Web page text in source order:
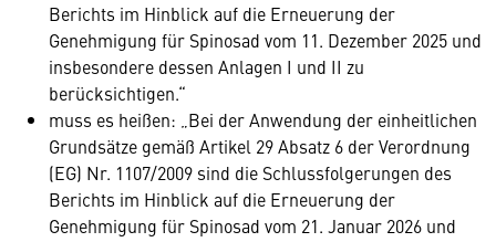
Berichts im Hinblick auf die Erneuerung der
Genehmigung für Spinosad vom 11. Dezember 2025 und
insbesondere dessen Anlagen I und II zu
berücksichtigen.“
muss es heißen: „Bei der Anwendung der einheitlichen
Grundsätze gemäß Artikel 29 Absatz 6 der Verordnung
(EG) Nr. 1107/2009 sind die Schlussfolgerungen des
Berichts im Hinblick auf die Erneuerung der
Genehmigung für Spinosad vom 21. Januar 2026 und